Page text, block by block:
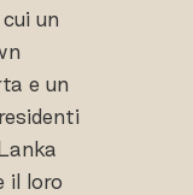
un
e un
il loro